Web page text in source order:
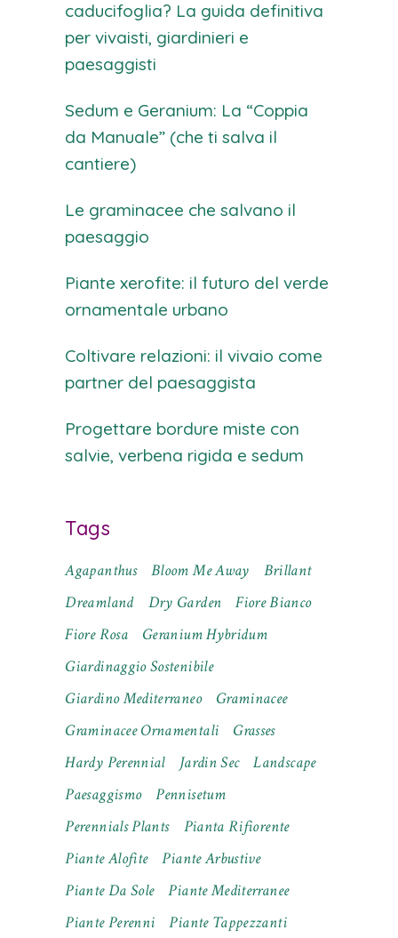
caducifoglia? La guida definitiva
per vivaisti, giardinieri e
paesaggisti
Sedum e Geranium: La “Coppia
da Manuale” (che ti salva il
cantiere)
Le graminacee che salvano il
paesaggio
Piante xerofite: il futuro del verde
ornamentale urbano
Coltivare relazioni: il vivaio come
partner del paesaggista
Progettare bordure miste con
salvie, verbena rigida e sedum
Tags
Agapanthus Bloom Me Away
Brillant
Dreamland
Dry Garden
Fiore Bianco
Fiore Rosa
Geranium Hybridum
Giardinaggio Sostenibile
Giardino Mediterraneo
Graminacee
Graminacee Ornamentali
Grasses
Hardy Perennial
Jardin Sec
Landscape
Paesaggismo
Pennisetum
Perennials Plants
Pianta Rifiorente
Piante Alofite
Piante Arbustive
Piante Da Sole
Piante Mediterranee
Piante Perenni
Piante Tappezzanti